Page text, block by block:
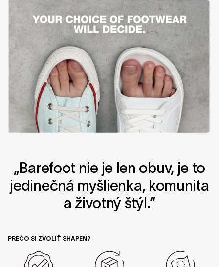
„Barefoot nie je len obuv, je to
jedinečná myšlienka, komunita
a životný štýl.“
PREČO SI ZVOLIŤ SHAPEN?